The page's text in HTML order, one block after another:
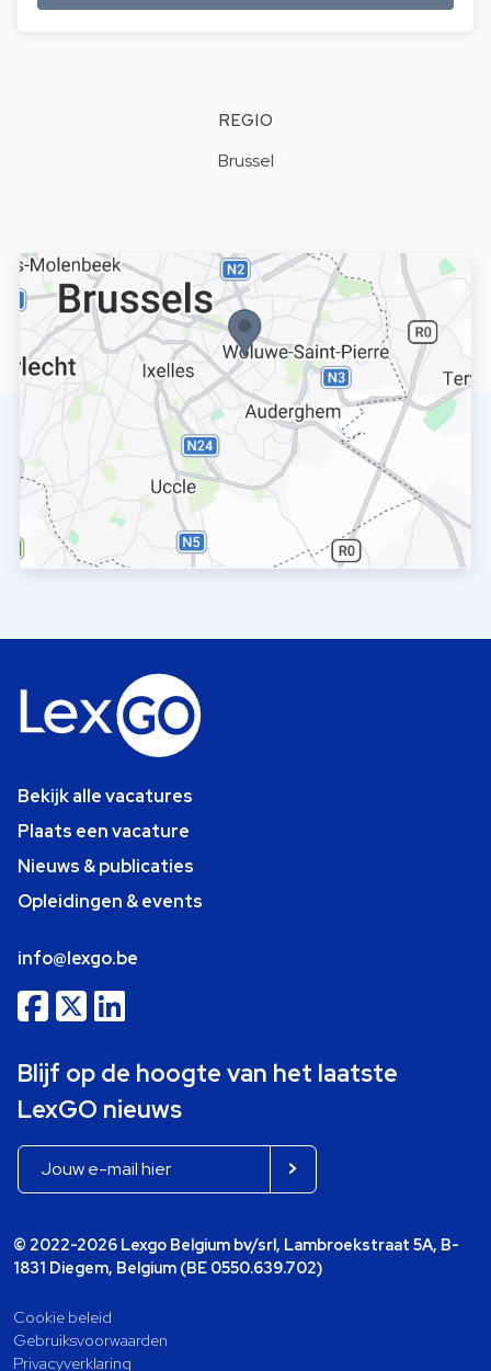
REGIO
Brussel
Bekijk alle vacatures
Plaats een vacature
Nieuws & publicaties
Opleidingen & events
info@lexgo.be
Blijf op de hoogte van het laatste
LexGO nieuws
© 2022-2026 Lexgo Belgium bv/srl, Lambroekstraat 5A, B-
1831 Diegem, Belgium (BE 0550.639.702)
Cookie beleid
Gebruiksvoorwaarden
Privacyverklaring